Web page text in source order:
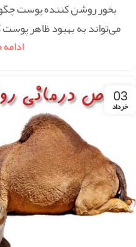
بخور روشن کننده پوست
می‌تواند به بهبود ظاهر
03
خرداد